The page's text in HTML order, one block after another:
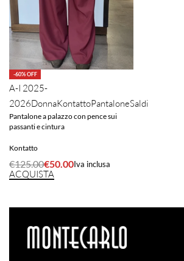
-60% OFF
A-I 2025-
2026DonnaKontattoPantaloneSaldi
Pantalone a palazzo con pence sui
passanti e cintura
Kontatto
€125.00€50.00Iva inclusa
ACQUISTA